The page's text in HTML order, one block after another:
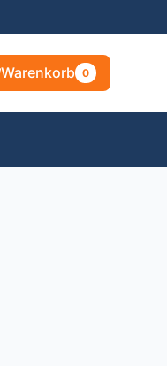
Warenkorb 0